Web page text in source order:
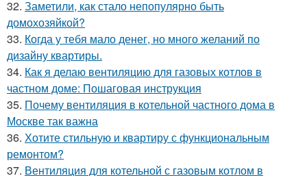
32. Заметили, как стало непопулярно быть
домохозяйкой?
33. Когда у тебя мало денег, но много желаний по
дизайну квартиры.
34. Как я делаю вентиляцию для газовых котлов в
частном доме: Пошаговая инструкция
35. Почему вентиляция в котельной частного дома в
Москве так важна
36. Хотите стильную и квартиру с функциональным
ремонтом?
37. Вентиляция для котельной с газовым котлом в